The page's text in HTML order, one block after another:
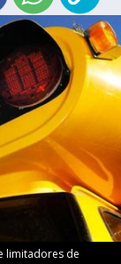
limitadores de